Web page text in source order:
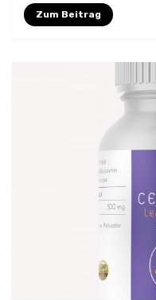
Zum Beitrag